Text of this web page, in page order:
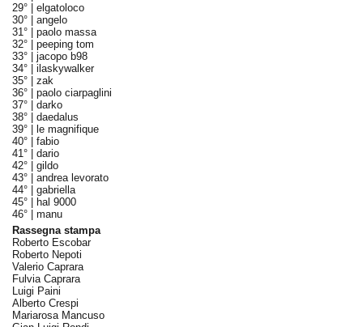
29° | elgatoloco
30° | angelo
31° | paolo massa
32° | peeping tom
33° | jacopo b98
34° | ilaskywalker
35° | zak
36° | paolo ciarpaglini
37° | darko
38° | daedalus
39° |
le magnifique
40° | fabio
41° | dario
42° | gildo
43° | andrea levorato
44° | gabriella
45° |
hal 9000
46° | manu
Rassegna stampa
Roberto Escobar
Roberto Nepoti
Valerio Caprara
Fulvia Caprara
Luigi Paini
Alberto Crespi
Mariarosa Mancuso